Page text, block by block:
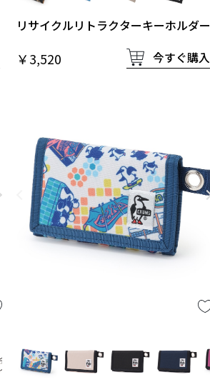
リサイクルリトラクターキーホルダー
￥3,520 今すぐ購入